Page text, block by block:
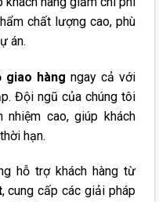
chất lượng cao, phù
án.
giao hàng ngay cả với
Đội ngũ của chúng tôi
cao, giúp khách
hạn.
hỗ trợ khách hàng từ
, cung cấp các giải pháp